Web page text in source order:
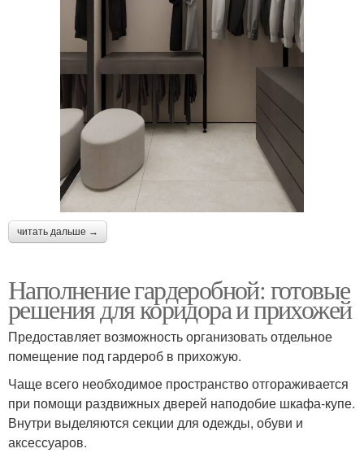
читать дальше →
Наполнение гардеробной: готовые
решения для коридора и прихожей
Предоставляет возможность организовать отдельное
помещение под гардероб в прихожую.
Чаще всего необходимое пространство отгораживается
при помощи раздвижных дверей наподобие шкафа-купе.
Внутри выделяются секции для одежды, обуви и
аксессуаров.